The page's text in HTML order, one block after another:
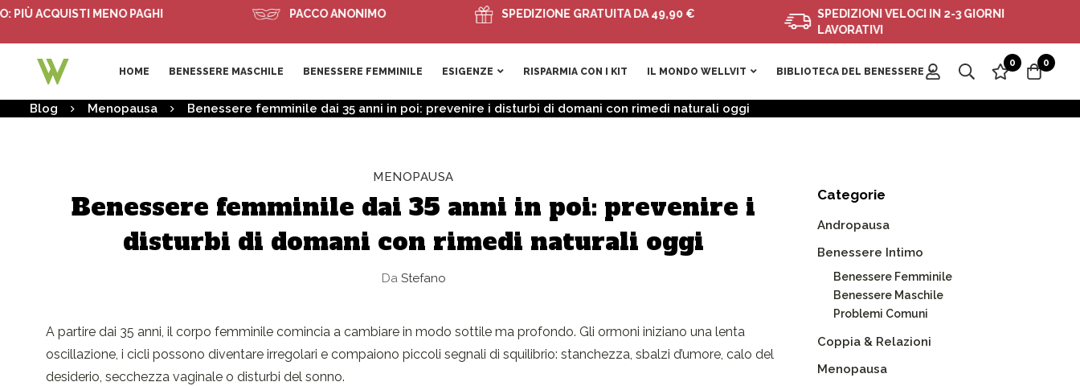
MENO PAGHI PACCO ANONIMO SPEDIZIONE GRATUITA DA 49,90 €
SPEDIZIONI VELOCI IN 2-3 GIORNI
LAVORATIVI
HOME BENESSERE MASCHILE BENESSERE FEMMINILE ESIGENZE RISPARMIA CON I KIT IL MONDO WELLVIT BIBLIOTECA DEL BENESSERE
0 0
Blog Menopausa Benessere femminile dai 35 anni in poi: prevenire i disturbi di domani con rimedi naturali oggi
MENOPAUSA
Benessere femminile dai 35 anni in poi: prevenire i
disturbi di domani con rimedi naturali oggi
DaStefano
A partire dai 35 anni, il corpo femminile comincia a cambiare in modo sottile ma profondo. Gli ormoni iniziano una lenta
oscillazione, i cicli possono diventare irregolari e compaiono piccoli segnali di squilibrio: stanchezza, sbalzi d’umore, calo del
desiderio, secchezza vaginale o disturbi del sonno.
Categorie
Andropausa
Benessere Intimo
Benessere Femminile
Benessere Maschile
Problemi Comuni
Coppia & Relazioni
Menopausa